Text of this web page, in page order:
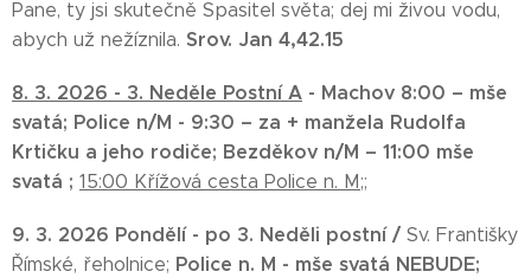
Pane, ty jsi skutečně Spasitel světa; dej mi živou vodu,
abych už nežíznila. Srov. Jan 4,42.15
8. 3. 2026 - 3. Neděle Postní A - Machov 8:00 – mše
svatá; Police n/M - 9:30 – za + manžela Rudolfa
Krtičku a jeho rodiče; Bezděkov n/M – 11:00 mše
svatá ; 15:00 Křížová cesta Police n. M;;
9. 3. 2026 Pondělí - po 3. Neděli postní / Sv. Františky
Římské, řeholnice; Police n. M - mše svatá NEBUDE;